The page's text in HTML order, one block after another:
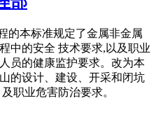
的本标准规定了金属非金属
中的安全 技术要求,以及职业
员的健康监护要求。改为本
的设计、建设、开采和闭坑
职业危害防治要求。